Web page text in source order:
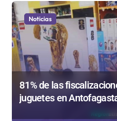
Noticias
81% de las
juguetes en
en sumarios sanitarios